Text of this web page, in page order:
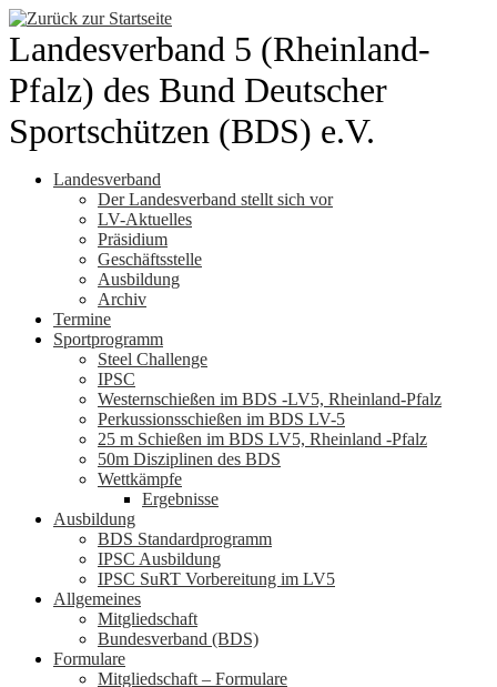
Zum
Inhalt
springen
Landesverband 5 (Rheinland-
Pfalz) des Bund Deutscher
Sportschützen (BDS) e.V.
Landesverband
Der Landesverband stellt sich vor
LV-Aktuelles
Präsidium
Geschäftsstelle
Ausbildung
Archiv
Termine
Sportprogramm
Steel Challenge
IPSC
Westernschießen im BDS -LV5, Rheinland-Pfalz
Perkussionsschießen im BDS LV-5
25 m Schießen im BDS LV5, Rheinland -Pfalz
50m Disziplinen des BDS
Wettkämpfe
Ergebnisse
Ausbildung
BDS Standardprogramm
IPSC Ausbildung
IPSC SuRT Vorbereitung im LV5
Allgemeines
Mitgliedschaft
Bundesverband (BDS)
Formulare
Mitgliedschaft – Formulare